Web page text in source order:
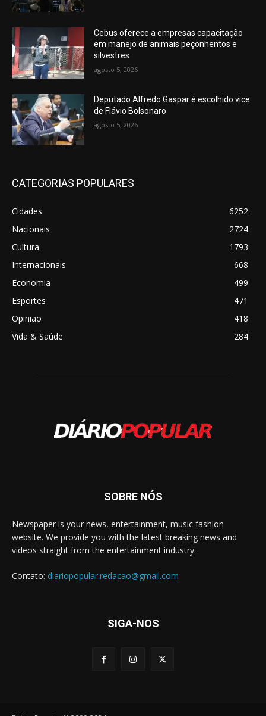
Cebus oferece a empresas capacitação
em manejo de animais peçonhentos e
silvestres
agosto 5, 2026
Deputado Alfredo Gaspar é escolhido vice
de Flávio Bolsonaro
agosto 5, 2026
CATEGORIAS POPULARES
Cidades
6252
Nacionais
2724
Cultura
1793
Internacionais
668
Economia
499
Esportes
471
Opinião
418
Vida & Saúde
284
SOBRE NÓS
Newspaper is your news, entertainment, music fashion
website. We provide you with the latest breaking news and
videos straight from the entertainment industry.
Contato: diariopopular.redacao@gmail.com
SIGA-NOS